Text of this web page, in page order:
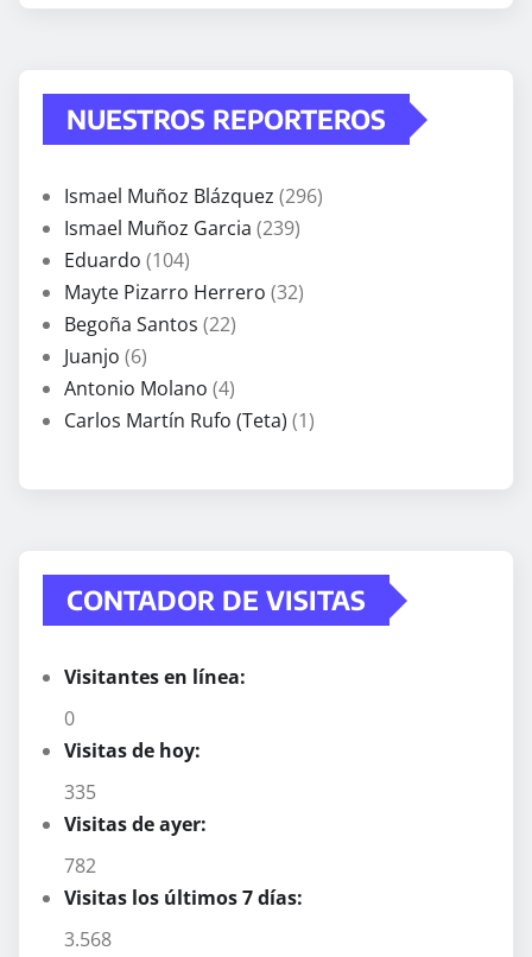
NUESTROS REPORTEROS
Ismael Muñoz Blázquez (296)
Ismael Muñoz Garcia (239)
Eduardo (104)
Mayte Pizarro Herrero (32)
Begoña Santos (22)
Juanjo (6)
Antonio Molano (4)
Carlos Martín Rufo (Teta) (1)
CONTADOR DE VISITAS
Visitantes en línea:
0
Visitas de hoy:
335
Visitas de ayer:
782
Visitas los últimos 7 días:
3.568